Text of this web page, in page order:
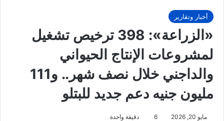
أخبار وتقارير
«الزراعة»: 398 ترخيص تشغيل
لمشروعات الإنتاج الحيواني
والداجني خلال نصف شهر.. و111
مليون جنيه دعم جديد للبتلو
مايو 20, 2026 6 دقيقة واحدة